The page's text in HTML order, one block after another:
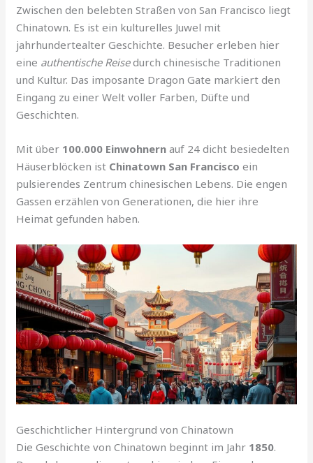
Zwischen den belebten Straßen von San Francisco liegt
Chinatown. Es ist ein kulturelles Juwel mit
jahrhundertealter Geschichte. Besucher erleben hier
eine authentische Reisedurch chinesische Traditionen
und Kultur. Das imposante Dragon Gate markiert den
Eingang zu einer Welt voller Farben, Düfte und
Geschichten.
Mit über 100.000 Einwohnern auf 24 dicht besiedelten
Häuserblöcken ist Chinatown San Francisco ein
pulsierendes Zentrum chinesischen Lebens. Die engen
Gassen erzählen von Generationen, die hier ihre
Heimat gefunden haben.
Geschichtlicher Hintergrund von Chinatown
Die Geschichte von Chinatown beginnt im Jahr 1850.